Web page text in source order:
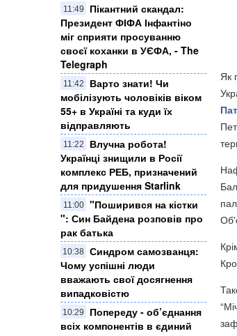
11:49
Пікантний скандал:
Президент ФІФА Інфантіно
міг сприяти просуванню
своєї коханки в УЄФА, - The
Telegraph
11:42
Варто знати! Чи
мобілізують чоловіків віком
55+ в Україні та куди їх
відправляють
11:22
Влучна робота!
Українці знищили в Росії
комплекс РЕБ, призначений
для придушення Starlink
11:00
"Поширився на кістки
": Син Байдена розповів про
рак батька
10:38 Синдром самозванця:
Чому успішні люди
вважають свої досягнення
випадковістю
10:29
Попереду - об’єднання
всіх компонентів в єдиний
Як